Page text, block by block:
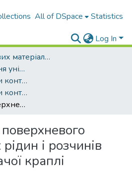
All of DSpace Statistics
Log In
Архів наукових матеріалів
Періодичні видання університету
Методи та прилади контролю якості
Методи та прилади контролю якості - 2003 - №10
Вимірювання поверхневого натягу чистих рідин і розчинів методом лежачої краплі
і розчинів
краплі